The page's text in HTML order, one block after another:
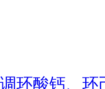
调环酸钙、环